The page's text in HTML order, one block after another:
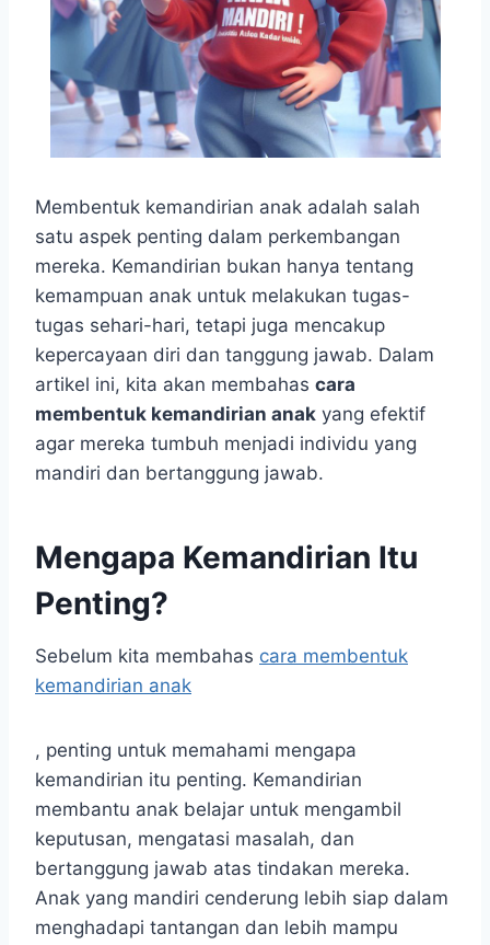
Membentuk kemandirian anak adalah salah
satu aspek penting dalam perkembangan
mereka. Kemandirian bukan hanya tentang
kemampuan anak untuk melakukan tugas-
tugas sehari-hari, tetapi juga mencakup
kepercayaan diri dan tanggung jawab. Dalam
artikel ini, kita akan membahas cara
membentuk kemandirian anak yang efektif
agar mereka tumbuh menjadi individu yang
mandiri dan bertanggung jawab.
Mengapa Kemandirian Itu
Penting?
Sebelum kita membahas cara membentuk
kemandirian anak
, penting untuk memahami mengapa
kemandirian itu penting. Kemandirian
membantu anak belajar untuk mengambil
keputusan, mengatasi masalah, dan
bertanggung jawab atas tindakan mereka.
Anak yang mandiri cenderung lebih siap dalam
menghadapi tantangan dan lebih mampu